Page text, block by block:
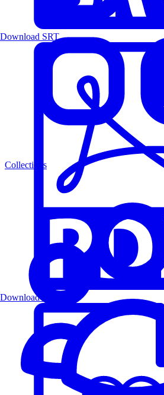
Collections
Download SRT
Download PDF